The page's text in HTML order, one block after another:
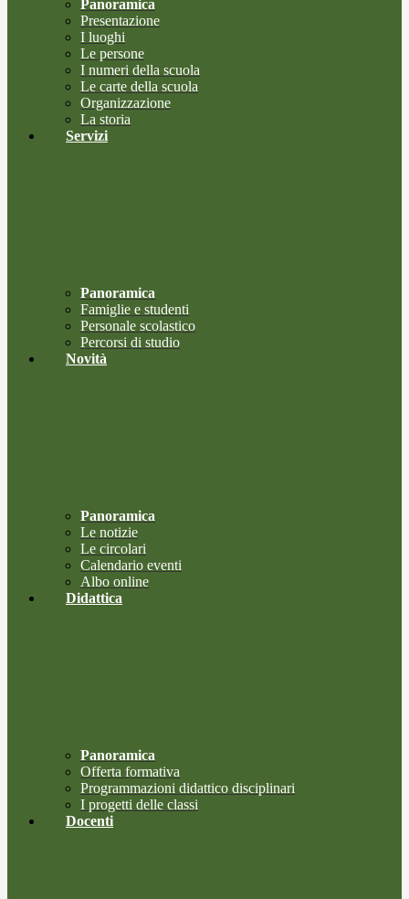
Panoramica
Presentazione
I luoghi
Le persone
I numeri della scuola
Le carte della scuola
Organizzazione
La storia
Servizi
Panoramica
Famiglie e studenti
Personale scolastico
Percorsi di studio
Novità
Panoramica
Le notizie
Le circolari
Calendario eventi
Albo online
Didattica
Panoramica
Offerta formativa
Programmazioni didattico disciplinari
I progetti delle classi
Docenti